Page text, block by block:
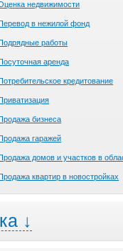
недвижимости
в нежилой фонд
работы
аренда
кредитование
бизнеса
гаражей
домов и участков в
квартир в новостройках
↓